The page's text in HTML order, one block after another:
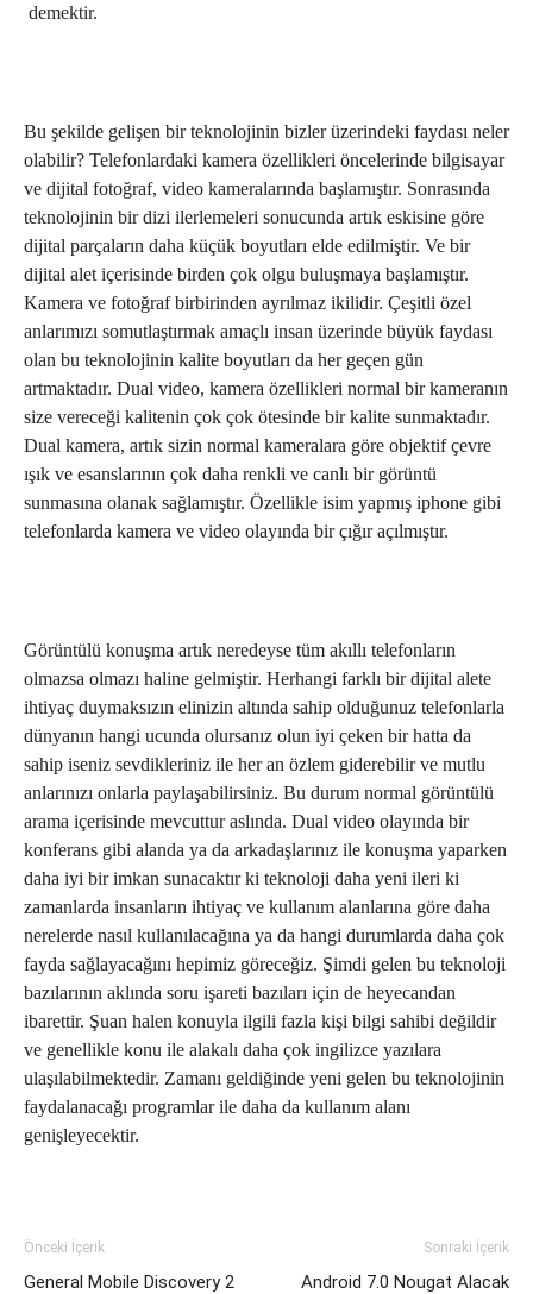
demektir.
Bu şekilde gelişen bir teknolojinin bizler üzerindeki faydası neler
olabilir? Telefonlardaki kamera özellikleri öncelerinde bilgisayar
ve dijital fotoğraf, video kameralarında başlamıştır. Sonrasında
teknolojinin bir dizi ilerlemeleri sonucunda artık eskisine göre
dijital parçaların daha küçük boyutları elde edilmiştir. Ve bir
dijital alet içerisinde birden çok olgu buluşmaya başlamıştır.
Kamera ve fotoğraf birbirinden ayrılmaz ikilidir. Çeşitli özel
anlarımızı somutlaştırmak amaçlı insan üzerinde büyük faydası
olan bu teknolojinin kalite boyutları da her geçen gün
artmaktadır. Dual video, kamera özellikleri normal bir kameranın
size vereceği kalitenin çok çok ötesinde bir kalite sunmaktadır.
Dual kamera, artık sizin normal kameralara göre objektif çevre
ışık ve esanslarının çok daha renkli ve canlı bir görüntü
sunmasına olanak sağlamıştır. Özellikle isim yapmış iphone gibi
telefonlarda kamera ve video olayında bir çığır açılmıştır.
Görüntülü konuşma artık neredeyse tüm akıllı telefonların
olmazsa olmazı haline gelmiştir. Herhangi farklı bir dijital alete
ihtiyaç duymaksızın elinizin altında sahip olduğunuz telefonlarla
dünyanın hangi ucunda olursanız olun iyi çeken bir hatta da
sahip iseniz sevdikleriniz ile her an özlem giderebilir ve mutlu
anlarınızı onlarla paylaşabilirsiniz. Bu durum normal görüntülü
arama içerisinde mevcuttur aslında. Dual video olayında bir
konferans gibi alanda ya da arkadaşlarınız ile konuşma yaparken
daha iyi bir imkan sunacaktır ki teknoloji daha yeni ileri ki
zamanlarda insanların ihtiyaç ve kullanım alanlarına göre daha
nerelerde nasıl kullanılacağına ya da hangi durumlarda daha çok
fayda sağlayacağını hepimiz göreceğiz. Şimdi gelen bu teknoloji
bazılarının aklında soru işareti bazıları için de heyecandan
ibarettir. Şuan halen konuyla ilgili fazla kişi bilgi sahibi değildir
ve genellikle konu ile alakalı daha çok ingilizce yazılara
ulaşılabilmektedir. Zamanı geldiğinde yeni gelen bu teknolojinin
faydalanacağı programlar ile daha da kullanım alanı
genişleyecektir.
Önceki İçerik
General Mobile Discovery 2
Sonraki İçerik
Android 7.0 Nougat Alacak